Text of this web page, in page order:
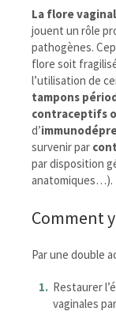
La flore
jouent un rôle
pathogènes.
flore soit
l’utilisation de
tampons
contraceptifs
d’
survenir par
par disposition
anatomiques…).
Comment
Par une double
Restaurer
vaginales